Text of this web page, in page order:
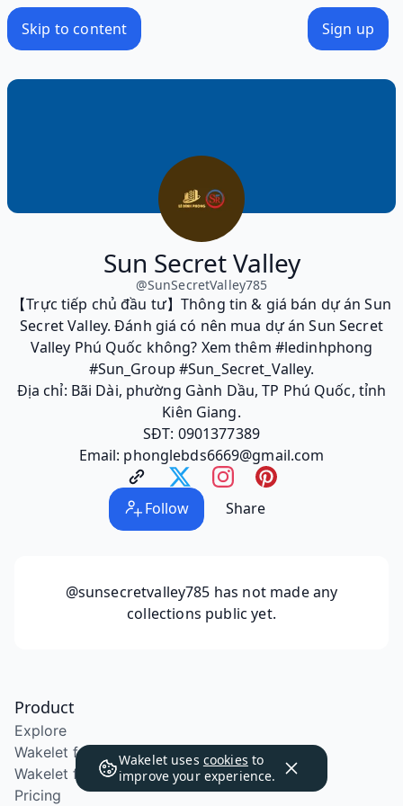
Skip to content Sign up
Sun Secret Valley
@SunSecretValley785
【Trực tiếp chủ đầu tư】Thông tin & giá bán dự án Sun
Secret Valley. Đánh giá có nên mua dự án Sun Secret
Valley Phú Quốc không? Xem thêm #ledinhphong
#Sun_Group #Sun_Secret_Valley.
Địa chỉ: Bãi Dài, phường Gành Dầu, TP Phú Quốc, tỉnh
Kiên Giang.
SĐT: 0901377389
Email: phonglebds6669@gmail.com
Follow Share
@sunsecretvalley785 has not made any
collections public yet.
Wakelet uses cookies to
improve your experience.
Product
Explore
Wakelet for Education
Wakelet for School Districts
Pricing